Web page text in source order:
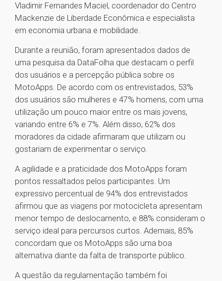
Vladimir Fernandes Maciel, coordenador do Centro
Mackenzie de Liberdade Econômica e especialista
em economia urbana e mobilidade.
Durante a reunião, foram apresentados dados de
uma pesquisa da DataFolha que destacam o perfil
dos usuários e a percepção pública sobre os
MotoApps. De acordo com os entrevistados, 53%
dos usuários são mulheres e 47% homens, com uma
utilização um pouco maior entre os mais jovens,
variando entre 6% e 7%. Além disso, 62% dos
moradores da cidade afirmaram que utilizam ou
gostariam de experimentar o serviço.
A agilidade e a praticidade dos MotoApps foram
pontos ressaltados pelos participantes. Um
expressivo percentual de 94% dos entrevistados
afirmou que as viagens por motocicleta apresentam
menor tempo de deslocamento, e 88% consideram o
serviço ideal para percursos curtos. Ademais, 85%
concordam que os MotoApps são uma boa
alternativa diante da falta de transporte público.
A questão da regulamentação também foi